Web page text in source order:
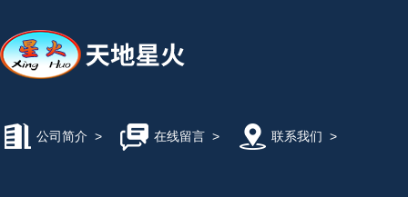
公司简介 > 在线留言> 联系我们 >